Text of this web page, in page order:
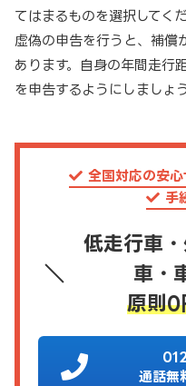
てはまるものを選択してく
虚偽の申告を行うと、補償
あります。自身の年間走行
を申告するようにしましょう
全国対応の安心
手
低走行車
車・
原則0
通話